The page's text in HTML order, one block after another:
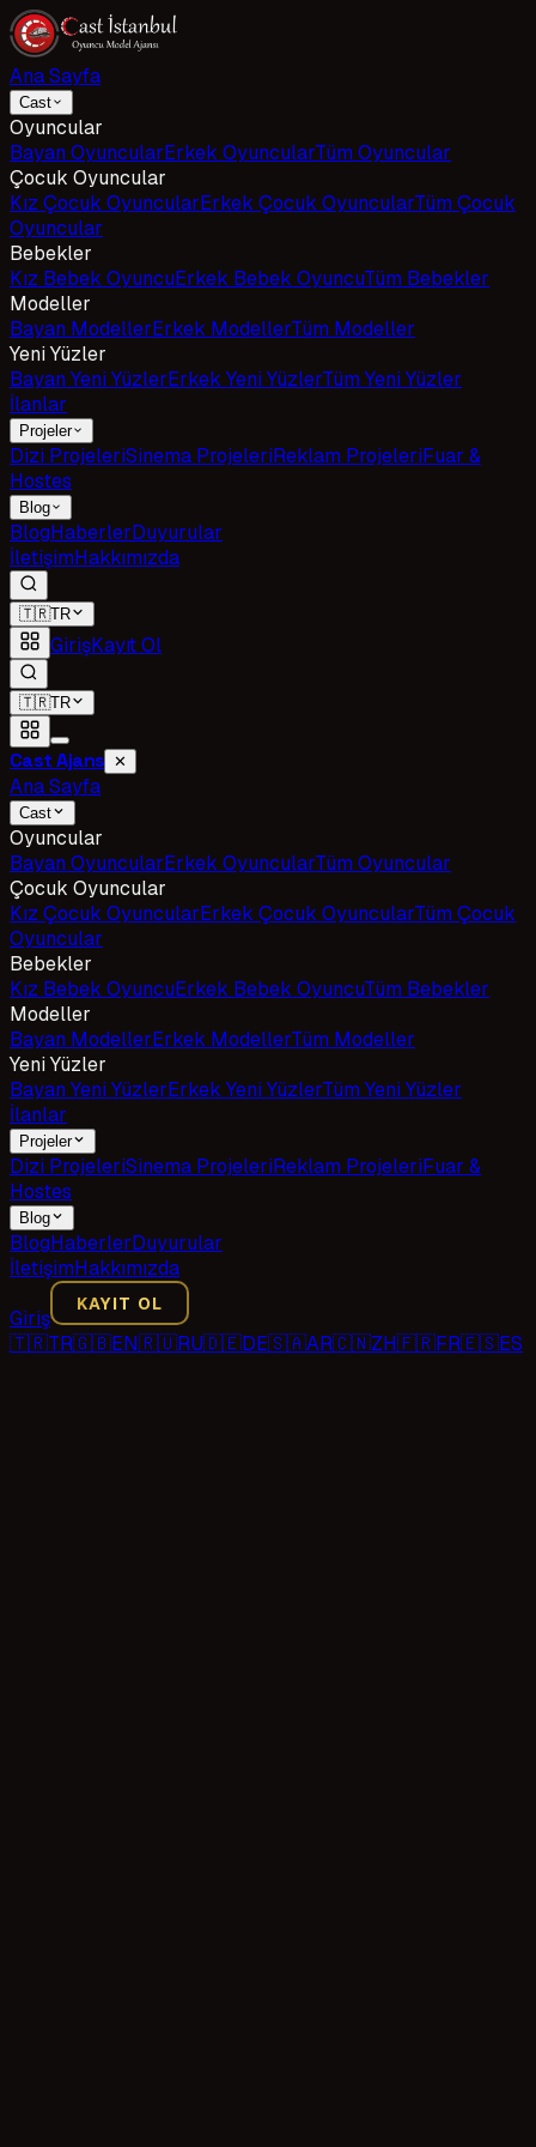
Ana Sayfa
Cast
Oyuncular
Bayan OyuncularErkek OyuncularTüm Oyuncular
Çocuk Oyuncular
Kız Çocuk OyuncularErkek Çocuk OyuncularTüm Çocuk
Oyuncular
Bebekler
Kız Bebek OyuncuErkek Bebek OyuncuTüm Bebekler
Modeller
Bayan ModellerErkek ModellerTüm Modeller
Yeni Yüzler
Bayan Yeni YüzlerErkek Yeni YüzlerTüm Yeni Yüzler
İlanlar
Projeler
Dizi ProjeleriSinema ProjeleriReklam ProjeleriFuar &
Hostes
Blog
BlogHaberlerDuyurular
İletişimHakkımızda
🇹🇷TR
GirişKayıt Ol
🇹🇷TR
Cast Ajans ✕
Ana Sayfa
Cast
Oyuncular
Bayan OyuncularErkek OyuncularTüm Oyuncular
Çocuk Oyuncular
Kız Çocuk OyuncularErkek Çocuk OyuncularTüm Çocuk
Oyuncular
Bebekler
Kız Bebek OyuncuErkek Bebek OyuncuTüm Bebekler
Modeller
Bayan ModellerErkek ModellerTüm Modeller
Yeni Yüzler
Bayan Yeni YüzlerErkek Yeni YüzlerTüm Yeni Yüzler
İlanlar
Projeler
Dizi ProjeleriSinema ProjeleriReklam ProjeleriFuar &
Hostes
Blog
BlogHaberlerDuyurular
İletişimHakkımızda
Giriş
KAYIT OL
🇹🇷TR🇬🇧EN🇷🇺RU🇩🇪DE🇸🇦AR🇨🇳ZH🇫🇷FR🇪🇸ES